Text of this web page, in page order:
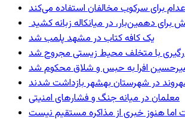
برای سرکوب مخالفان استفاده می‌کند
برای دهمین‌بار، در میانکاله زبانه کشید
یک کافه کتاب در مشهد پلمب شد
با متخلف محیط زیستی مجروح شد
افرا به حبس و شلاق محکوم شد
در شهرستان بهشهر بازداشت شدند
معلمان در میانه جنگ و فشارهای امنیتی
هنوز خبری از مذاکره مستقیم نیست